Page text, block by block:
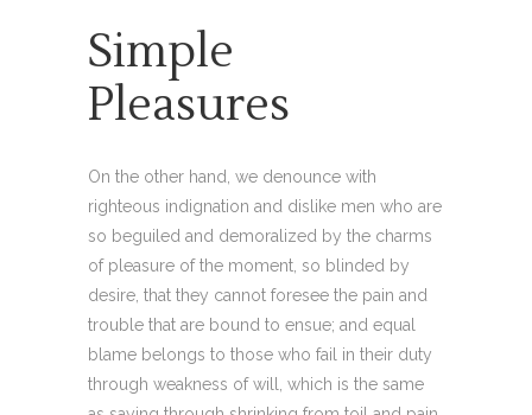
Simple
Pleasures
On the other hand, we denounce with
righteous indignation and dislike men who are
so beguiled and demoralized by the charms
of pleasure of the moment, so blinded by
desire, that they cannot foresee the pain and
trouble that are bound to ensue; and equal
blame belongs to those who fail in their duty
through weakness of will, which is the same